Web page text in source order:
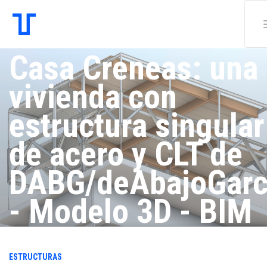
Casa Creneas: una
vivienda con
estructura singular
de acero y CLT de
DABG/
- Modelo 3D - BIM
ESTRUCTURAS